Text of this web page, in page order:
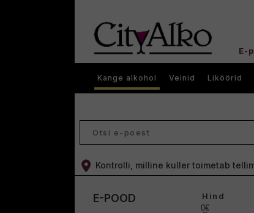
E-
Kange alkohol Veinid Liköörid
Kontrolli, milline kuller toimetab
E-POOD Hind
0€